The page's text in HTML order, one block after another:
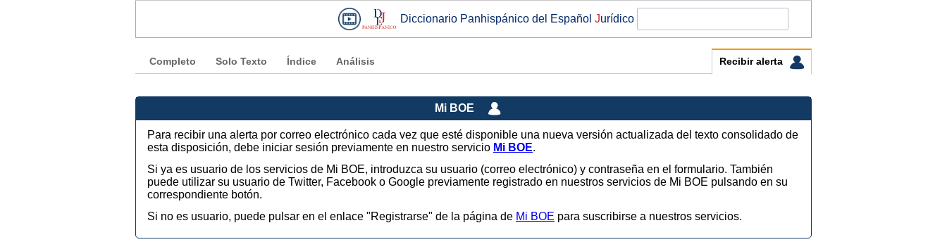
Diccionario Panhispánico del Español Jurídico
Completo Solo Texto Índice Análisis Recibir alerta
Mi BOE
Para recibir una alerta por correo electrónico cada vez que esté disponible una nueva versión actualizada del texto consolidado de
esta disposición, debe iniciar sesión previamente en nuestro servicio Mi BOE.
Si ya es usuario de los servicios de Mi BOE, introduzca su usuario (correo electrónico) y contraseña en el formulario. También
puede utilizar su usuario de Twitter, Facebook o Google previamente registrado en nuestros servicios de Mi BOE pulsando en su
correspondiente botón.
Si no es usuario, puede pulsar en el enlace "Registrarse" de la página de Mi BOE para suscribirse a nuestros servicios.